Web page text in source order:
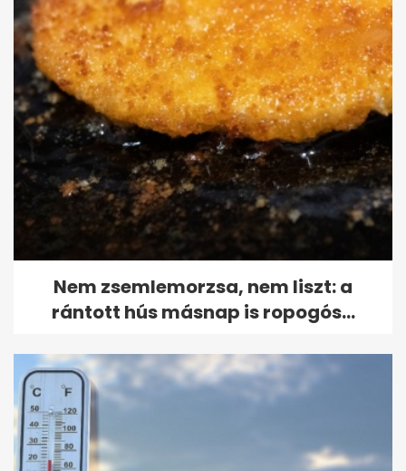
Nem zsemlemorzsa, nem liszt: a
rántott hús másnap is ropogós...